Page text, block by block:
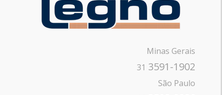
Minas Gerais
31 3591-1902
São Paulo